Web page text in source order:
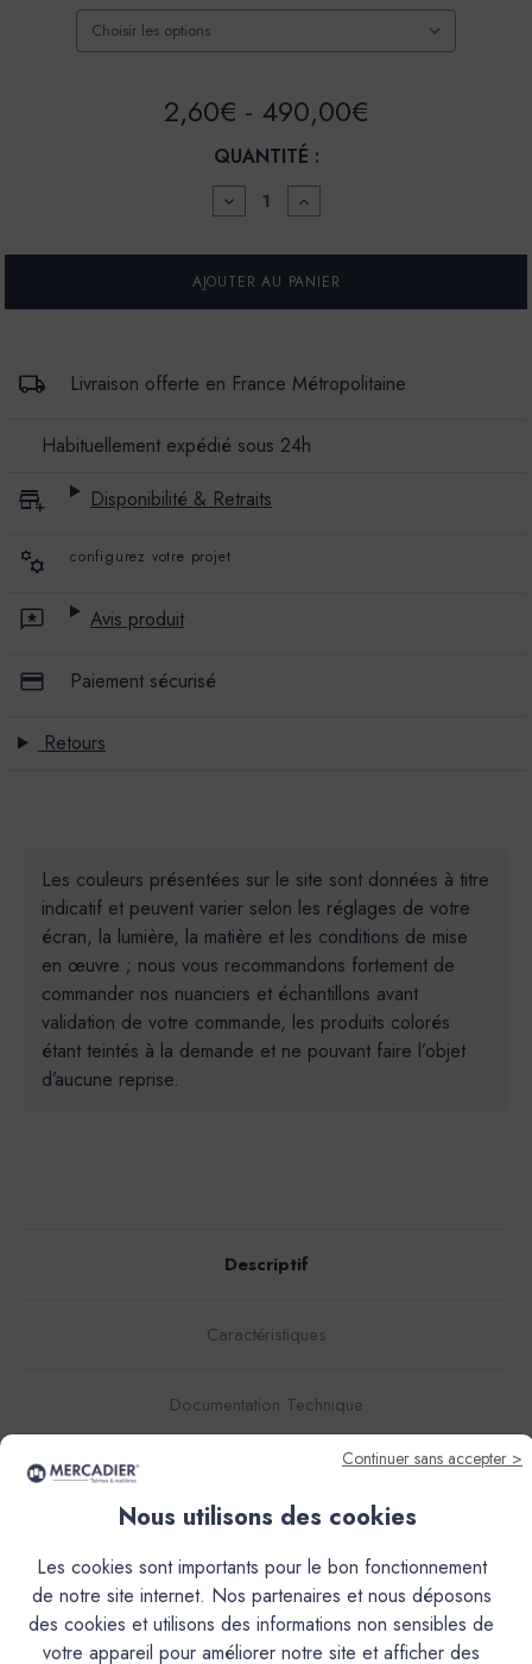
2,60€ - 490,00€
QUANTITÉ :
DIMINUER
LA
POUR
ENDUIT
COLORÉ
COULEUR
AUGMENTER
LA
POUR
ENDUIT
COLORÉ
-
COULEUR
Livraison offerte en France Métropolitaine
Habituellement expédié sous 24h
Disponibilité & Retraits
configurez votre projet
Avis produit
Paiement sécurisé
Retours
Les couleurs présentées sur le site sont données à titre
indicatif et peuvent varier selon les réglages de votre
écran, la lumière, la matière et les conditions de mise
en œuvre ; nous vous recommandons fortement de
commander nos nuanciers et échantillons avant
validation de votre commande, les produits colorés
étant teintés à la demande et ne pouvant faire l’objet
d’aucune reprise.
Descriptif
Caractéristiques
Documentation Technique
Couleurs & Échantillons
L’Enduit Béton Coloré (EBC), est un mortier décoratif de
finition, teinté dans la masse, à grain très fin.Il s'obtient par
le mélange d'une poudre et d'une résine liquide. Ses
qualités d'accroche exceptionnelles, sans primaire, sur la
plupart des supports, et ses propriétés hydrofuges en font
Continuer sans accepter >
Nous utilisons des cookies
Les cookies sont importants pour le bon fonctionnement
de notre site internet. Nos partenaires et nous déposons
des cookies et utilisons des informations non sensibles de
votre appareil pour améliorer notre site et afficher des